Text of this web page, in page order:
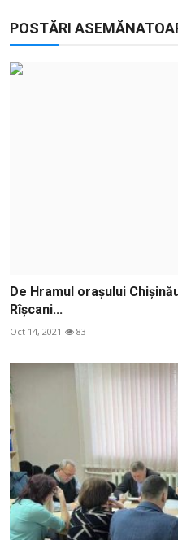
POSTĂRI
De Hramul orașului
Rîșcani...
Oct 14, 2021 83